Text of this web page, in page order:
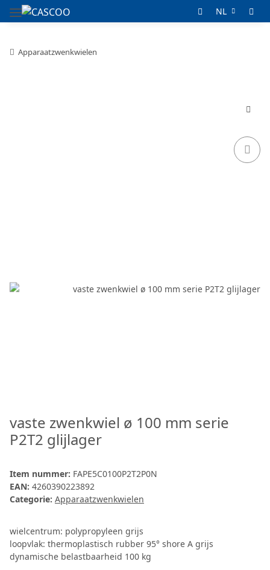
NL
Apparaatzwenkwielen
vaste zwenkwiel ø 100 mm serie
P2T2 glijlager
Item nummer: FAPE5C0100P2T2P0N
EAN: 4260390223892
Categorie: Apparaatzwenkwielen
wielcentrum: polypropyleen grijs
loopvlak: thermoplastisch rubber 95° shore A grijs
dynamische belastbaarheid 100 kg